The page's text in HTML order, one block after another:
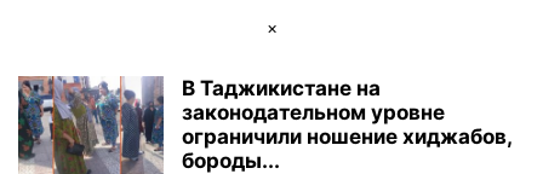
×
В Таджикистане на
законодательном уровне
ограничили ношение хиджабов,
бороды...